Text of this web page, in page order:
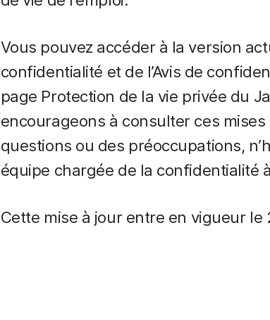
Vous pouvez accéder à la version
confidentialité et de l’Avis de
page Protection de la vie privée du
encourageons à consulter ces mises
questions ou des préoccupations,
équipe chargée de la confidentialité
Cette mise à jour entre en vigueur le